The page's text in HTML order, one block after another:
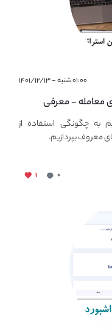
۰۱:۰۰ شنبه - ۱۴۰۱/۱۲/۱۳
معامله - معرفی
به چگونگی استفاده از
معروف بپردازیم.
۰ ۱